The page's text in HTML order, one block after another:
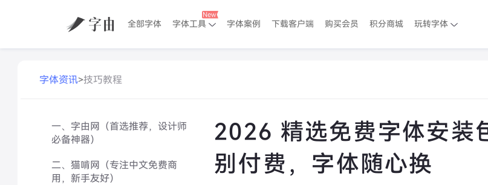
全部字体 字体工具 字体案例 下载客户端 购买会员 积分商城 玩转字体
字体资讯>技巧教程
一、字由网（首选推荐，设计师
必备神器）
二、猫啃网（专注中文免费商
用，新手友好）
2026 精选免费字体安装
别付费，字体随心换